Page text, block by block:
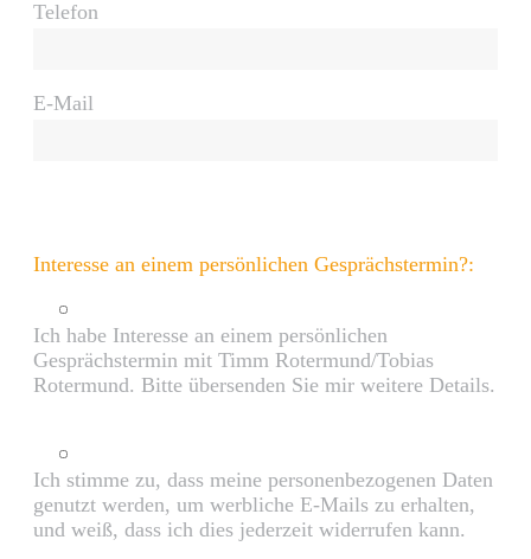
Telefon
E-Mail
Interesse an einem persönlichen Gesprächstermin?:
Ich habe Interesse an einem persönlichen
Gesprächstermin mit Timm Rotermund/Tobias
Rotermund. Bitte übersenden Sie mir weitere Details.
Ich stimme zu, dass meine personenbezogenen Daten
genutzt werden, um werbliche E-Mails zu erhalten,
und weiß, dass ich dies jederzeit widerrufen kann.